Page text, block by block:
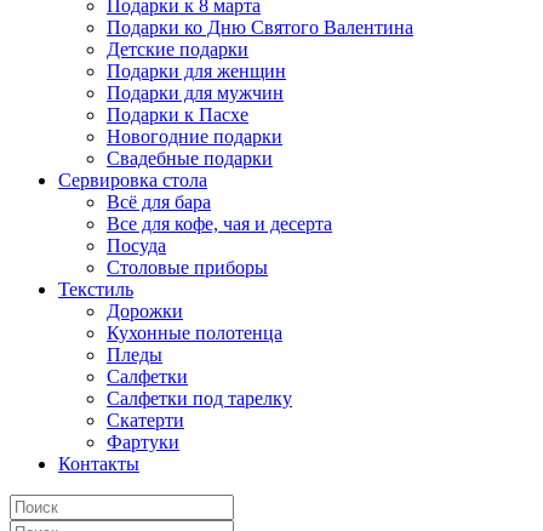
Подарки к 8 марта
Подарки ко Дню Святого Валентина
Детские подарки
Подарки для женщин
Подарки для мужчин
Подарки к Пасхе
Новогодние подарки
Свадебные подарки
Сервировка стола
Всё для бара
Все для кофе, чая и десерта
Посуда
Столовые приборы
Текстиль
Дорожки
Кухонные полотенца
Пледы
Салфетки
Салфетки под тарелку
Скатерти
Фартуки
Контакты